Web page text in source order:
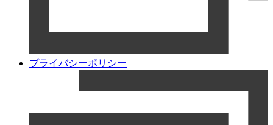
プライバシーポリシー